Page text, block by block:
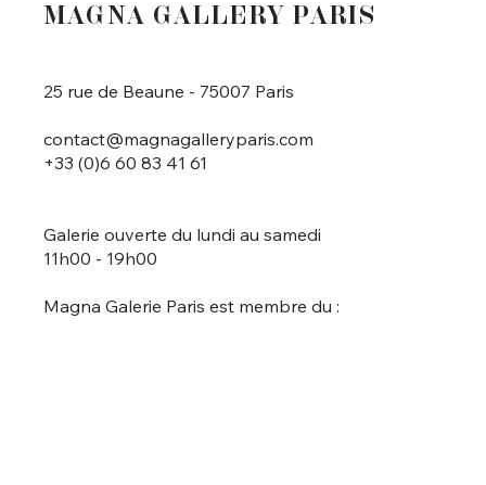
MAGNA GALLERY PARIS
25 rue de Beaune - 75007 Paris
contact@magnagalleryparis.com
+33 (0)6 60 83 41 61
Galerie ouverte du lundi au samedi
11h00 - 19h00
Magna Galerie Paris est membre du :